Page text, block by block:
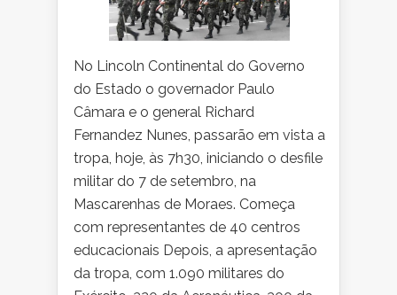
No Lincoln Continental do Governo
do Estado o governador Paulo
Câmara e o general Richard
Fernandez Nunes, passarão em vista a
tropa, hoje, às 7h30, iniciando o desfile
militar do 7 de setembro, na
Mascarenhas de Moraes. Começa
com representantes de 40 centros
educacionais Depois, a apresentação
da tropa, com 1.090 militares do